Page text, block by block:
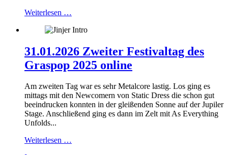
Weiterlesen …
31.01.2026 Zweiter Festivaltag des
Graspop 2025 online
Am zweiten Tag war es sehr Metalcore lastig. Los ging es
mittags mit den Newcomern von Static Dress die schon gut
beeindrucken konnten in der gleißenden Sonne auf der Jupiler
Stage. Anschließend ging es dann im Zelt mit As Everything
Unfolds...
Weiterlesen …